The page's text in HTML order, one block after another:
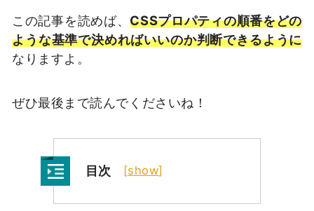
この記事を読めば、 CSSプロパティの順番をどの
ような基準で決めればいいのか判断できるように
なりますよ。
ぜひ最後まで読んでくださいね！
目次 [show]